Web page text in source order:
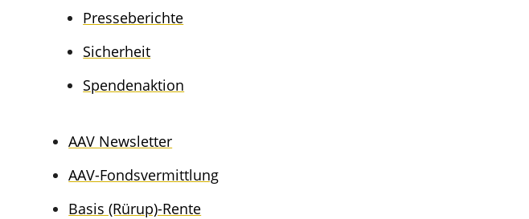
Presse­be­rich­te
Sicher­heit
Spenden­ak­ti­on
AAV Newslet­ter
AAV-Fonds­ver­mitt­lung
Basis (Rürup)-Rente